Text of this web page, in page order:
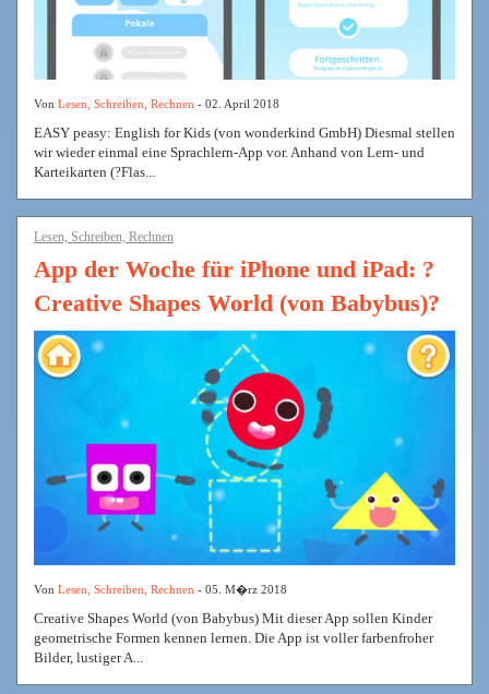
Von Lesen, Schreiben, Rechnen - 02. April 2018
EASY peasy: English for Kids (von wonderkind GmbH) Diesmal stellen
wir wieder einmal eine Sprachlern-App vor. Anhand von Lern- und
Karteikarten (?Flas...
Lesen, Schreiben, Rechnen
App der Woche für iPhone und iPad: ?
Creative Shapes World (von Babybus)?
Von Lesen, Schreiben, Rechnen - 05. M�rz 2018
Creative Shapes World (von Babybus) Mit dieser App sollen Kinder
geometrische Formen kennen lernen. Die App ist voller farbenfroher
Bilder, lustiger A...